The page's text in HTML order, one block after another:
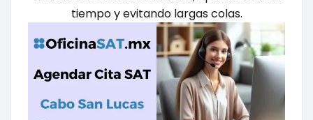
tiempo y evitando largas colas.